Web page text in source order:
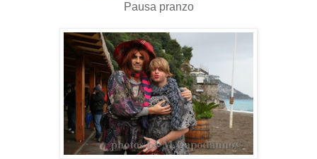
Pausa pranzo